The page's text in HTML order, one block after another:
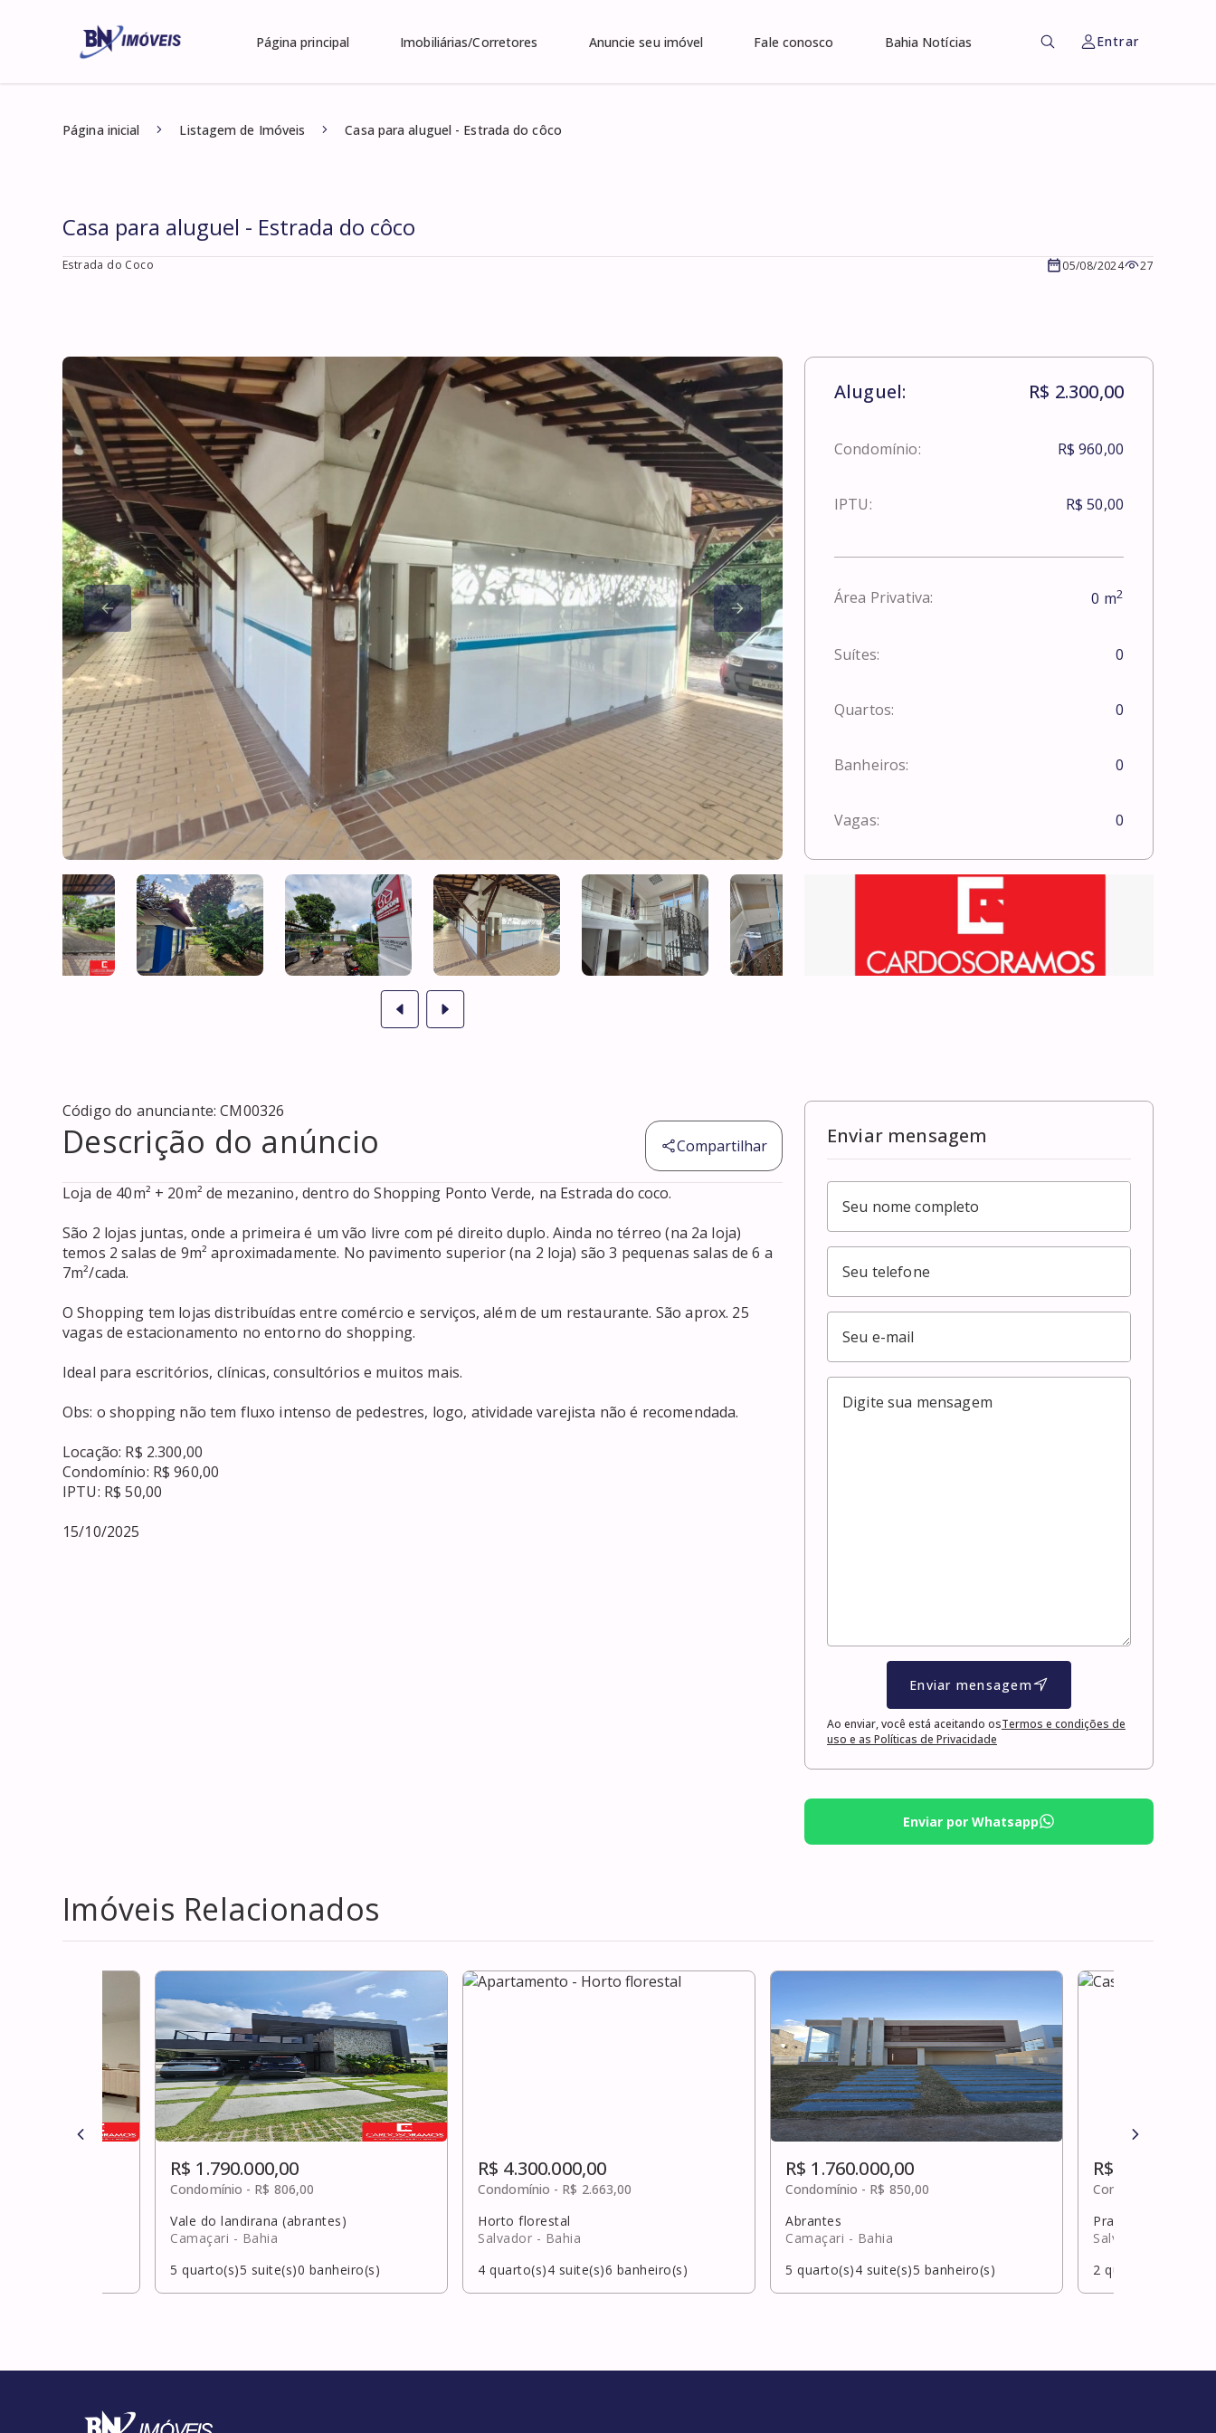
Página principal Imobiliárias/Corretores Anuncie seu imóvel Fale conosco Bahia Notícias Entrar
Página inicial Listagem de Imóveis Casa para aluguel - Estrada do côco
Casa para aluguel - Estrada do côco
Estrada do Coco 05/08/2024 27
Aluguel: R$ 2.300,00
Condomínio: R$ 960,00
IPTU: R$ 50,00
Área Privativa: 0 m2
Suítes: 0
Quartos: 0
Banheiros: 0
Vagas: 0
Código do anunciante:CM00326
Descrição do anúncio Compartilhar
Loja de 40m² + 20m² de mezanino, dentro do Shopping Ponto Verde, na Estrada do coco.
São 2 lojas juntas, onde a primeira é um vão livre com pé direito duplo. Ainda no térreo (na 2a loja)
temos 2 salas de 9m² aproximadamente. No pavimento superior (na 2 loja) são 3 pequenas salas de 6 a
7m²/cada.
O Shopping tem lojas distribuídas entre comércio e serviços, além de um restaurante. São aprox. 25
vagas de estacionamento no entorno do shopping.
Ideal para escritórios, clínicas, consultórios e muitos mais.
Obs: o shopping não tem fluxo intenso de pedestres, logo, atividade varejista não é recomendada.
Locação: R$ 2.300,00
Condomínio: R$ 960,00
IPTU: R$ 50,00
15/10/2025
Enviar mensagem
Enviar mensagem
Ao enviar, você está aceitando osTermos e condições de
uso e as Políticas de Privacidade
Enviar por Whatsapp
Imóveis Relacionados
R$ 1.790.000,00
Condomínio - R$ 806,00
Vale do landirana (abrantes)
Camaçari - Bahia
5 quarto(s)5 suite(s)0 banheiro(s)
R$ 4.300.000,00
Condomínio - R$ 2.663,00
Horto florestal
Salvador - Bahia
4 quarto(s)4 suite(s)6 banheiro(s)
R$ 1.760.000,00
Condomínio - R$ 850,00
Abrantes
Camaçari - Bahia
5 quarto(s)4 suite(s)5 banheiro(s)
R$ 650.000,00
Condomínio -
Praia do flamengo
Salvador
2 quarto(s)